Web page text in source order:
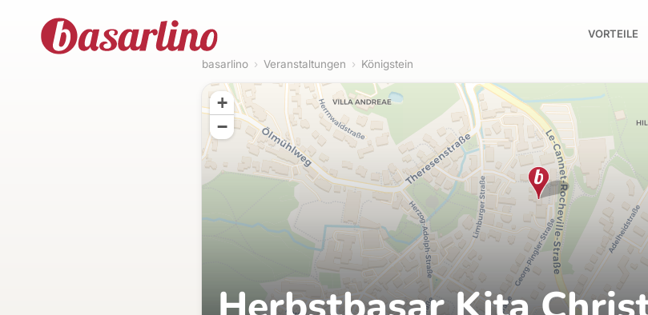
VORTEILE
basarlino › Veranstaltungen › Königstein
+
−